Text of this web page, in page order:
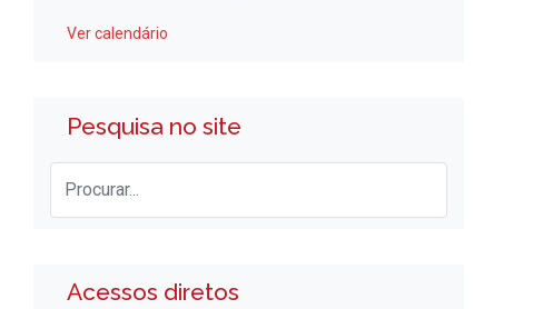
Ver calendário
Pesquisa no site
Acessos diretos